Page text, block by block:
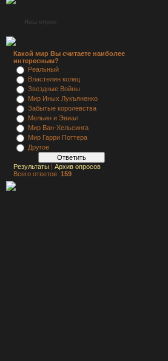
Наш опрос
Какой мир Вы считаете наиболее
интересным?
Реальный
Властелин колец
Звездные Войны
Мир Иных Лукъяненко
Забытые королевства
Мельин и Эвиал
Мир Ван-Хельсинга
Мир Гарри Поттера
Другое
Результаты | Архив опросов
Всего ответов: 159